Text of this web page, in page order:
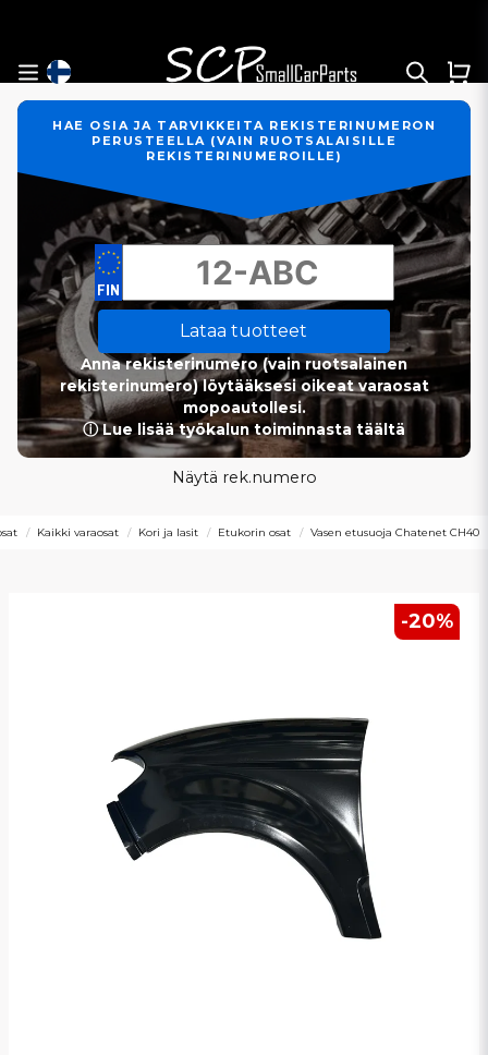
HAE OSIA JA TARVIKKEITA REKISTERINUMERON
PERUSTEELLA (VAIN RUOTSALAISILLE
REKISTERINUMEROILLE)
Lataa tuotteet
Anna rekisterinumero (vain ruotsalainen
rekisterinumero) löytääksesi oikeat varaosat
mopoautollesi.
ⓘ Lue lisää työkalun toiminnasta täältä
Näytä rek.numero
Kaikki varaosat Kori ja lasit Etukorin osat Vasen etusuoja Chatenet CH40
-20%